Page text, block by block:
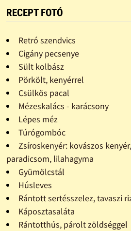
RECEPT FOTÓ
Retró szendvics
Cigány pecsenye
Sült kolbász
Pörkölt, kenyérrel
Csülkös pacal
Mézeskalács - karácsony
Lépes méz
Túrógombóc
Zsíroskenyér: kovászos
paradicsom, lilahagyma
Gyümölcstál
Húsleves
Rántott sertésszelez, tavaszi
Káposztasaláta
Rántotthús, párolt zöldséggel